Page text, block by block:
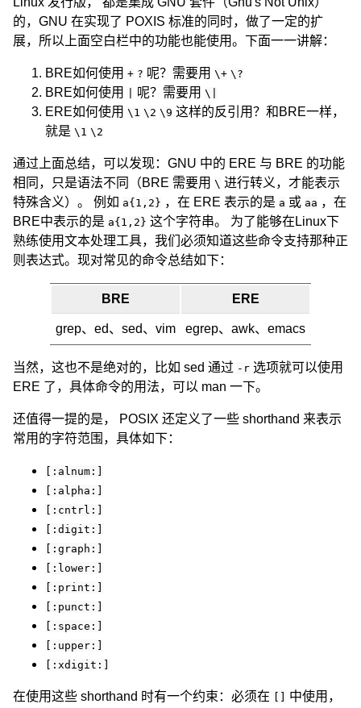
的，GNU 在实现了 POXIS 标准的同时，做了一定的扩
展，所以上面空白栏中的功能也能使用。下面一一讲解：
BRE如何使用 + ? 呢？需要用 \+ \?
BRE如何使用 呢？需要用 \|
ERE如何使用 \1 \2 \9 这样的反引用？和BRE一样，
就是 \1 \2
通过上面总结，可以发现：GNU 中的 ERE 与 BRE 的功能
相同，只是语法不同（BRE 需要用 \ 进行转义，才能表示
特殊含义）。 例如 a{1,2} ，在 ERE 表示的是 a 或 aa ，在
BRE中表示的是 a{1,2} 这个字符串。 为了能够在Linux下
熟练使用文本处理工具，我们必须知道这些命令支持那种正
则表达式。现对常见的命令总结如下：
BRE ERE
grep、ed、sed、vim egrep、awk、emacs
当然，这也不是绝对的，比如 sed 通过 -r 选项就可以使用
ERE 了，具体命令的用法，可以 man 一下。
还值得一提的是， POSIX 还定义了一些 shorthand 来表示
常用的字符范围，具体如下：
[:alnum:]
[:alpha:]
[:cntrl:]
[:digit:]
[:graph:]
[:lower:]
[:print:]
[:punct:]
[:space:]
[:upper:]
[:xdigit:]
在使用这些 shorthand 时有一个约束：必须在
中使用，